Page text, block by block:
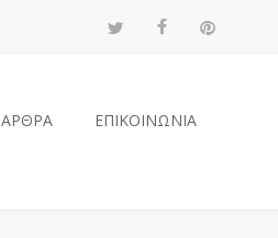
ΑΡΘΡΑ ΕΠΙΚΟΙΝΩΝΙΑ